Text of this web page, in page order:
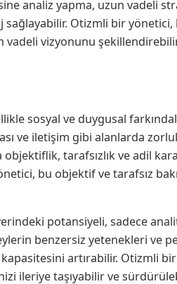
analiz yapma, uzun vadeli
Otizmli bir
vizyonunu
sosyal ve duygusal
ve iletişim gibi alanlarda
objektiflik, tarafsızlık ve adil
bu objektif ve tarafsız
potansiyeli, sadece
benzersiz yetenekleri ve
artırabilir. Otizmli
ileriye taşıyabilir ve